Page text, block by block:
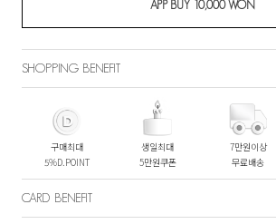
SHOPPING BENEFIT
구매최대
5%D.POINT
생일최대
5만원쿠폰
7만원이상
무료배송
CARD BENEFIT